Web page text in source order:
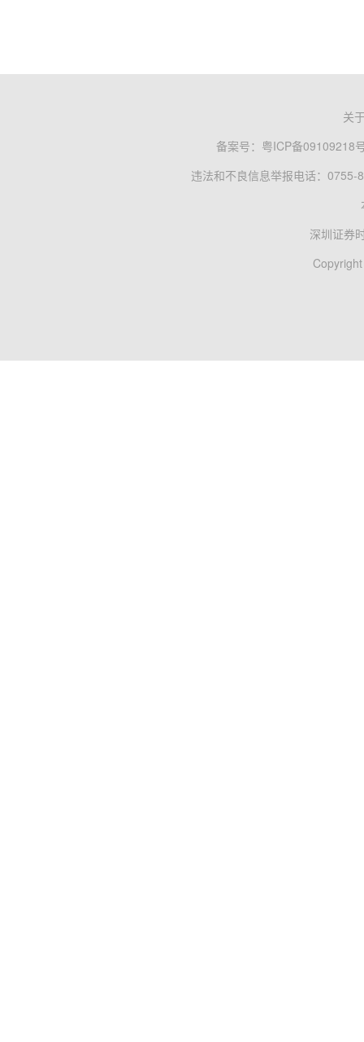
关
备案号： 粤ICP备09109218
违法和不良信息举报电话：0755-
深圳证券